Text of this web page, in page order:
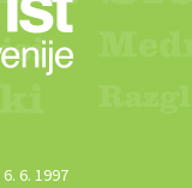
6. 1997